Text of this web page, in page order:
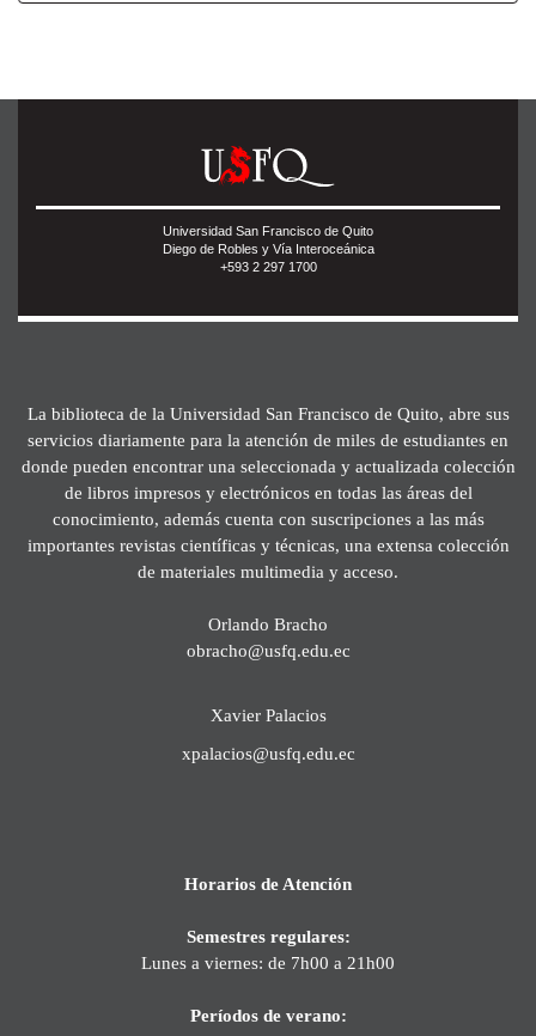
Universidad San Francisco de Quito
Diego de Robles y Vía Interoceánica
+593 2 297 1700
La biblioteca de la Universidad San Francisco de Quito, abre sus
servicios diariamente para la atención de miles de estudiantes en
donde pueden encontrar una seleccionada y actualizada colección
de libros impresos y electrónicos en todas las áreas del
conocimiento, además cuenta con suscripciones a las más
importantes revistas científicas y técnicas, una extensa colección
de materiales multimedia y acceso.
Orlando Bracho
obracho@usfq.edu.ec
Xavier Palacios
xpalacios@usfq.edu.ec
Horarios de Atención
Semestres regulares:
Lunes a viernes: de 7h00 a 21h00
Períodos de verano: